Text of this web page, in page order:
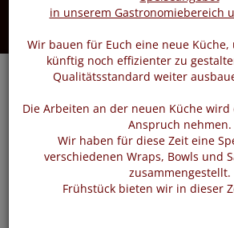
Login
Bitte loggen Sie sich mit dem
in unserem Gastronomiebereich
Wir bauen für Euch eine neue
künftig noch effizienter zu
Qualitätsstandard weiter
Die Arbeiten an der neuen Küche
Anspruch nehmen.
Wir haben für diese Zeit eine
verschiedenen Wraps, Bowls und
zusammengestellt.
Frühstück bieten wir in dieser